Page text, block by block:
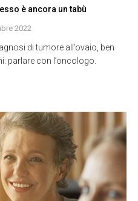
è ancora un tabù
2022
di tumore all’ovaio, ben
parlare con l’oncologo.